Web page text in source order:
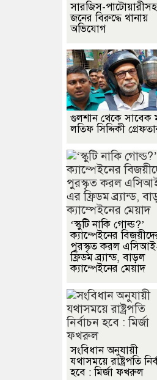
সারজিস-
জনের বিরুদ্ধে থানায়
অভিযোগ
গুলশান থেকে সাবেক
লতিফ সিদ্দিকী
‘স্কুটি নাকি গোল্ড?’
ক্যাম্পেইনের
পুরস্কৃত করল
ফ্রিডম ব্র্যান্ড, বাড়ল
ক্যাম্পেইনের মেয়াদ
সংবিধান অনুযায়ী
যথাসময়ে রাষ্ট্রপতি
হবে : মির্জা ফখরুল